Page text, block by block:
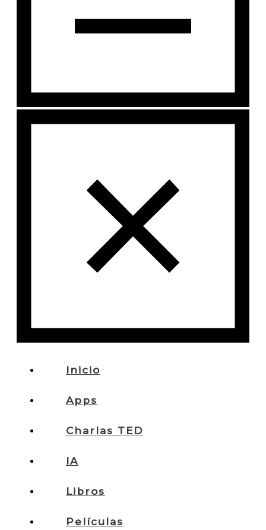
Inicio
Apps
Charlas TED
IA
Libros
Películas